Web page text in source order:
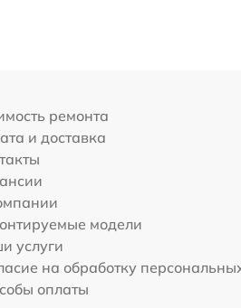
ремонта
и доставка
модели
услуги
на обработку
оплаты